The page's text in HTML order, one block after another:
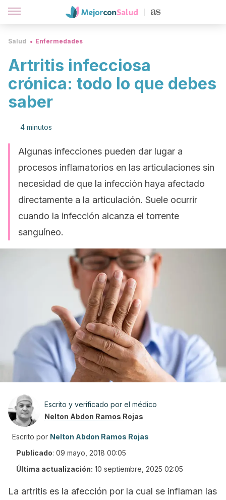
Salud Enfermedades
Artritis infecciosa
crónica: todo lo que debes
saber
4 minutos
Algunas infecciones pueden dar lugar a
procesos inflamatorios en las articulaciones sin
necesidad de que la infección haya afectado
directamente a la articulación. Suele ocurrir
cuando la infección alcanza el torrente
sanguíneo.
Escrito y verificado por el médico
Nelton Abdon Ramos Rojas
Escrito por Nelton Abdon Ramos Rojas
Publicado: 09 mayo, 2018 00:05
Última actualización: 10 septiembre, 2025 02:05
La artritis es la afección por la cual se inflaman las